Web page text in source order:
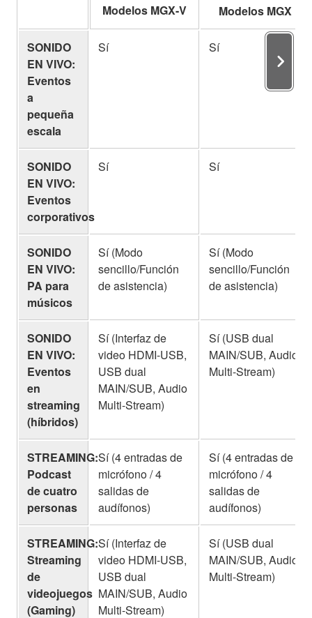
Modelos MGX-V Modelos MGX
SONIDO
EN VIVO:
Eventos
a
pequeña
escala
Sí Sí
SONIDO
EN VIVO:
Eventos
corporativos
Sí Sí
SONIDO
EN VIVO:
PA para
músicos
Sí (Modo
sencillo/Función
de asistencia)
Sí (Modo
sencillo/Función
de asistencia)
SONIDO
EN VIVO:
Eventos
en
streaming
(híbridos)
Sí (Interfaz de
video HDMI-USB,
USB dual
MAIN/SUB, Audio
Multi-Stream)
Sí (USB dual
MAIN/SUB, Audio
Multi-Stream)
STREAMING:
Podcast
de cuatro
personas
Sí (4 entradas de
micrófono / 4
salidas de
audífonos)
Sí (4 entradas de
micrófono / 4
salidas de
audífonos)
STREAMING:
Streaming
de
videojuegos
(Gaming)
Sí (Interfaz de
video HDMI-USB,
USB dual
MAIN/SUB, Audio
Multi-Stream)
Sí (USB dual
MAIN/SUB, Audio
Multi-Stream)